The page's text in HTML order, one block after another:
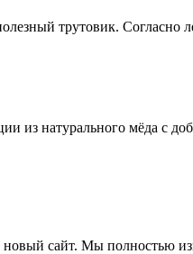
трутовик. Согласно
натурального мёда с
сайт. Мы полностью